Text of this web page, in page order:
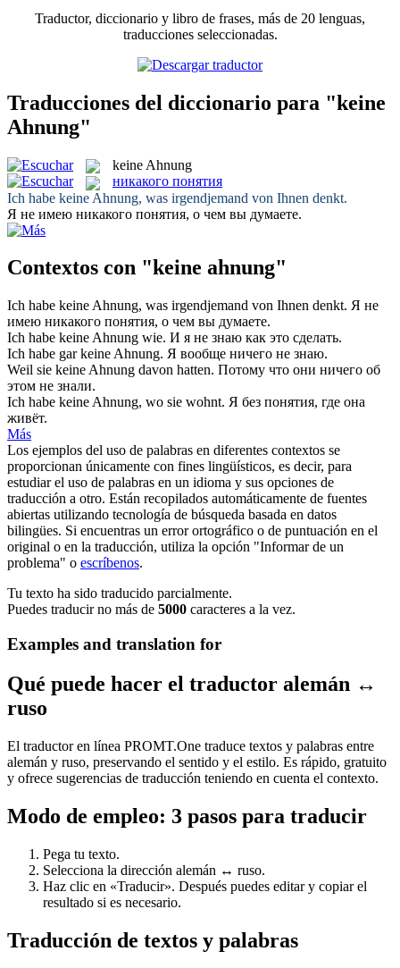
Traductor, diccionario y libro de frases, más de 20 lenguas,
traducciones seleccionadas.
Traducciones del diccionario para "keine
Ahnung"
keine Ahnung
никакого понятия
Ich habe keine Ahnung, was irgendjemand von Ihnen denkt.
Я не имею никакого понятия, о чем вы думаете.
Contextos con "keine ahnung"
Ich habe keine Ahnung, was irgendjemand von Ihnen denkt. Я не
имею никакого понятия, о чем вы думаете.
Ich habe keine Ahnung wie. И я не знаю как это сделать.
Ich habe garkeine Ahnung. Я вообще ничего не знаю.
Weil sie keine Ahnung davon hatten. Потому что они ничего об
этом не знали.
Ich habe keine Ahnung, wo sie wohnt. Я без понятия, где она
живёт.
Más
Los ejemplos del uso de palabras en diferentes contextos se
proporcionan únicamente con fines lingüísticos, es decir, para
estudiar el uso de palabras en un idioma y sus opciones de
traducción a otro. Están recopilados automáticamente de fuentes
abiertas utilizando tecnología de búsqueda basada en datos
bilingües. Si encuentras un error ortográfico o de puntuación en el
original o en la traducción, utiliza la opción "Informar de un
problema" o escríbenos.
Tu texto ha sido traducido parcialmente.
Puedes traducir no más de 5000 caracteres a la vez.
Examples and translation for
Qué puede hacer el traductor alemán ↔
ruso
El traductor en línea PROMT.One traduce textos y palabras entre
alemán y ruso, preservando el sentido y el estilo. Es rápido, gratuito
y ofrece sugerencias de traducción teniendo en cuenta el contexto.
Modo de empleo: 3 pasos para traducir
Pega tu texto.
Selecciona la dirección alemán ↔ ruso.
Haz clic en «Traducir». Después puedes editar y copiar el
resultado si es necesario.
Traducción de textos y palabras